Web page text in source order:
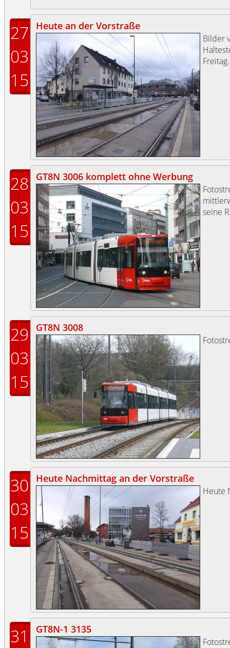
27
03
15
Heute an der Vorstraße
Bilder
Freitag.
28
03
15
GT8N 3006 komplett ohne Werbung
seine
29
03
15
GT8N 3008
30
03
15
Heute Nachmittag an der Vorstraße
Heute
31
GT8N-1 3135